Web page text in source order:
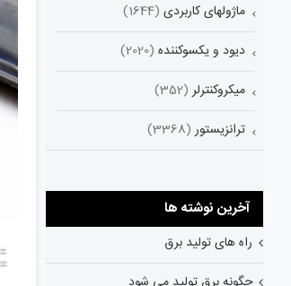
ماژولهای کاربردی (1644)
دیود و یکسوکننده (2020)
میکروکنترلر (352)
ترانزیستور (3368)
آخرین نوشته ها
راه های تولید برق